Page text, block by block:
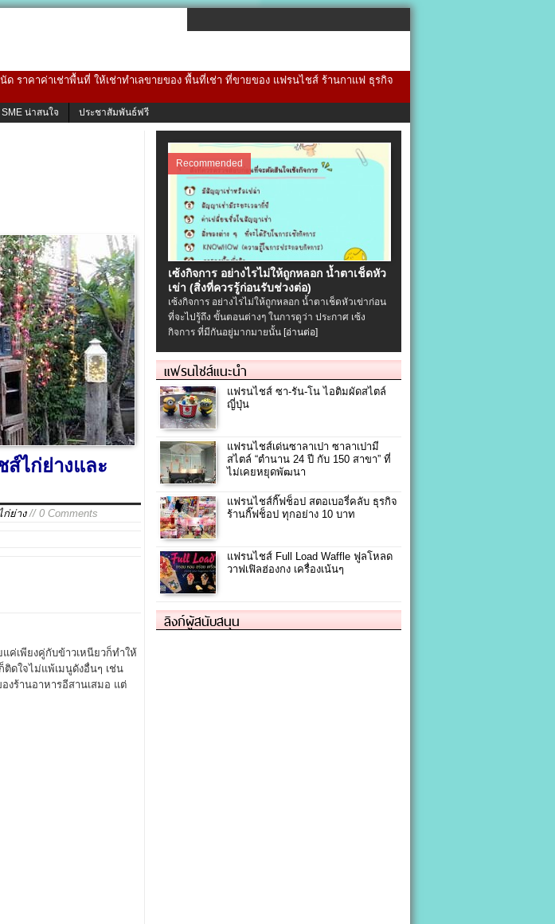
ราคาค่าเช่าพื้นที่ ให้เช่าทำเลขายของ พื้นที่เช่า ที่ขายของ แฟรนไชส์ ร้านกาแฟ ธุรกิจ
SME น่าสนใจ ประชาสัมพันธ์ฟรี
ส์ไก่ย่างและ
ย่าง// 0 Comments
เพียงคู่กับข้าวเหนียวก็ทำให้
ดใจไม่แพ้เมนูดังอื่นๆ เช่น
งร้านอาหารอีสานเสมอ แต่
Recommended
เซ้งกิจการ อย่างไรไม่ให้ถูกหลอก น้ำตาเช็ดหัว
เข่า (สิ่งที่ควรรู้ก่อนรับช่วงต่อ)
เซ้งกิจการ อย่างไรไม่ให้ถูกหลอก น้ำตาเช็ดหัวเข่าก่อน
ที่จะไปรู้ถึง ขั้นตอนต่างๆ ในการดูว่า ประกาศ เซ้ง
กิจการ ที่มีกันอยู่มากมายนั้น [อ่านต่อ]
แฟรนไชส์แนะนำ
แฟรนไชส์ ซา-รัน-โน ไอติมผัดสไตล์
ญี่ปุ่น
แฟรนไชส์เด่นซาลาเปา ซาลาเปามี
สไตล์ “ตำนาน 24 ปี กับ 150 สาขา” ที่
ไม่เคยหยุดพัฒนา
แฟรนไชส์กิ๊ฟช็อป สตอเบอรี่คลับ ธุรกิจ
ร้านกิ๊ฟช็อป ทุกอย่าง 10 บาท
แฟรนไชส์ Full Load Waffle ฟูลโหลด
วาฟเฟิลฮ่องกง เครื่องเน้นๆ
ลิงก์ผู้สนับสนุน